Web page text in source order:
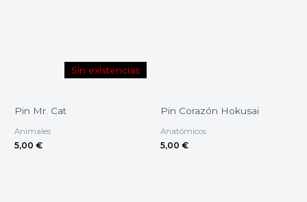
Sin existencias
Pin Mr. Cat
Animales
5,00 €
Pin Corazón Hokusai
Anatómicos
5,00 €